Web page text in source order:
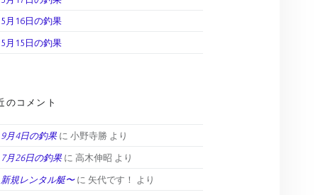
5月16日の釣果
5月15日の釣果
のコメント
9月4日の釣果に 小野寺勝 より
7月26日の釣果に 高木伸昭 より
新規レンタル艇〜に 矢代です！ より